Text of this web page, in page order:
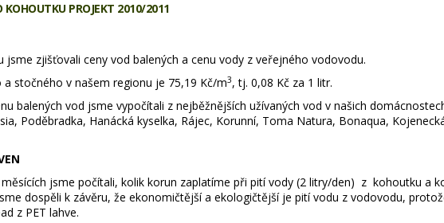
KOHOUTKU PROJEKT 2010/2011
jsme zjišťovali ceny vod balených a cenu vody z veřejného vodovodu.
a stočného v našem regionu je 75,19 Kč/m3, tj. 0,08 Kč za 1 litr.
balených vod jsme vypočítali z nejběžnějších užívaných vod v našich
Poděbradka, Hanácká kyselka, Rájec, Korunní, Toma Natura, Bonaqua,
jsme počítali, kolik korun zaplatíme při pití vody (2 litry/den) z kohoutku a
dospěli k závěru, že ekonomičtější a ekologičtější je pití vodu z vodovodu,
z PET lahve.